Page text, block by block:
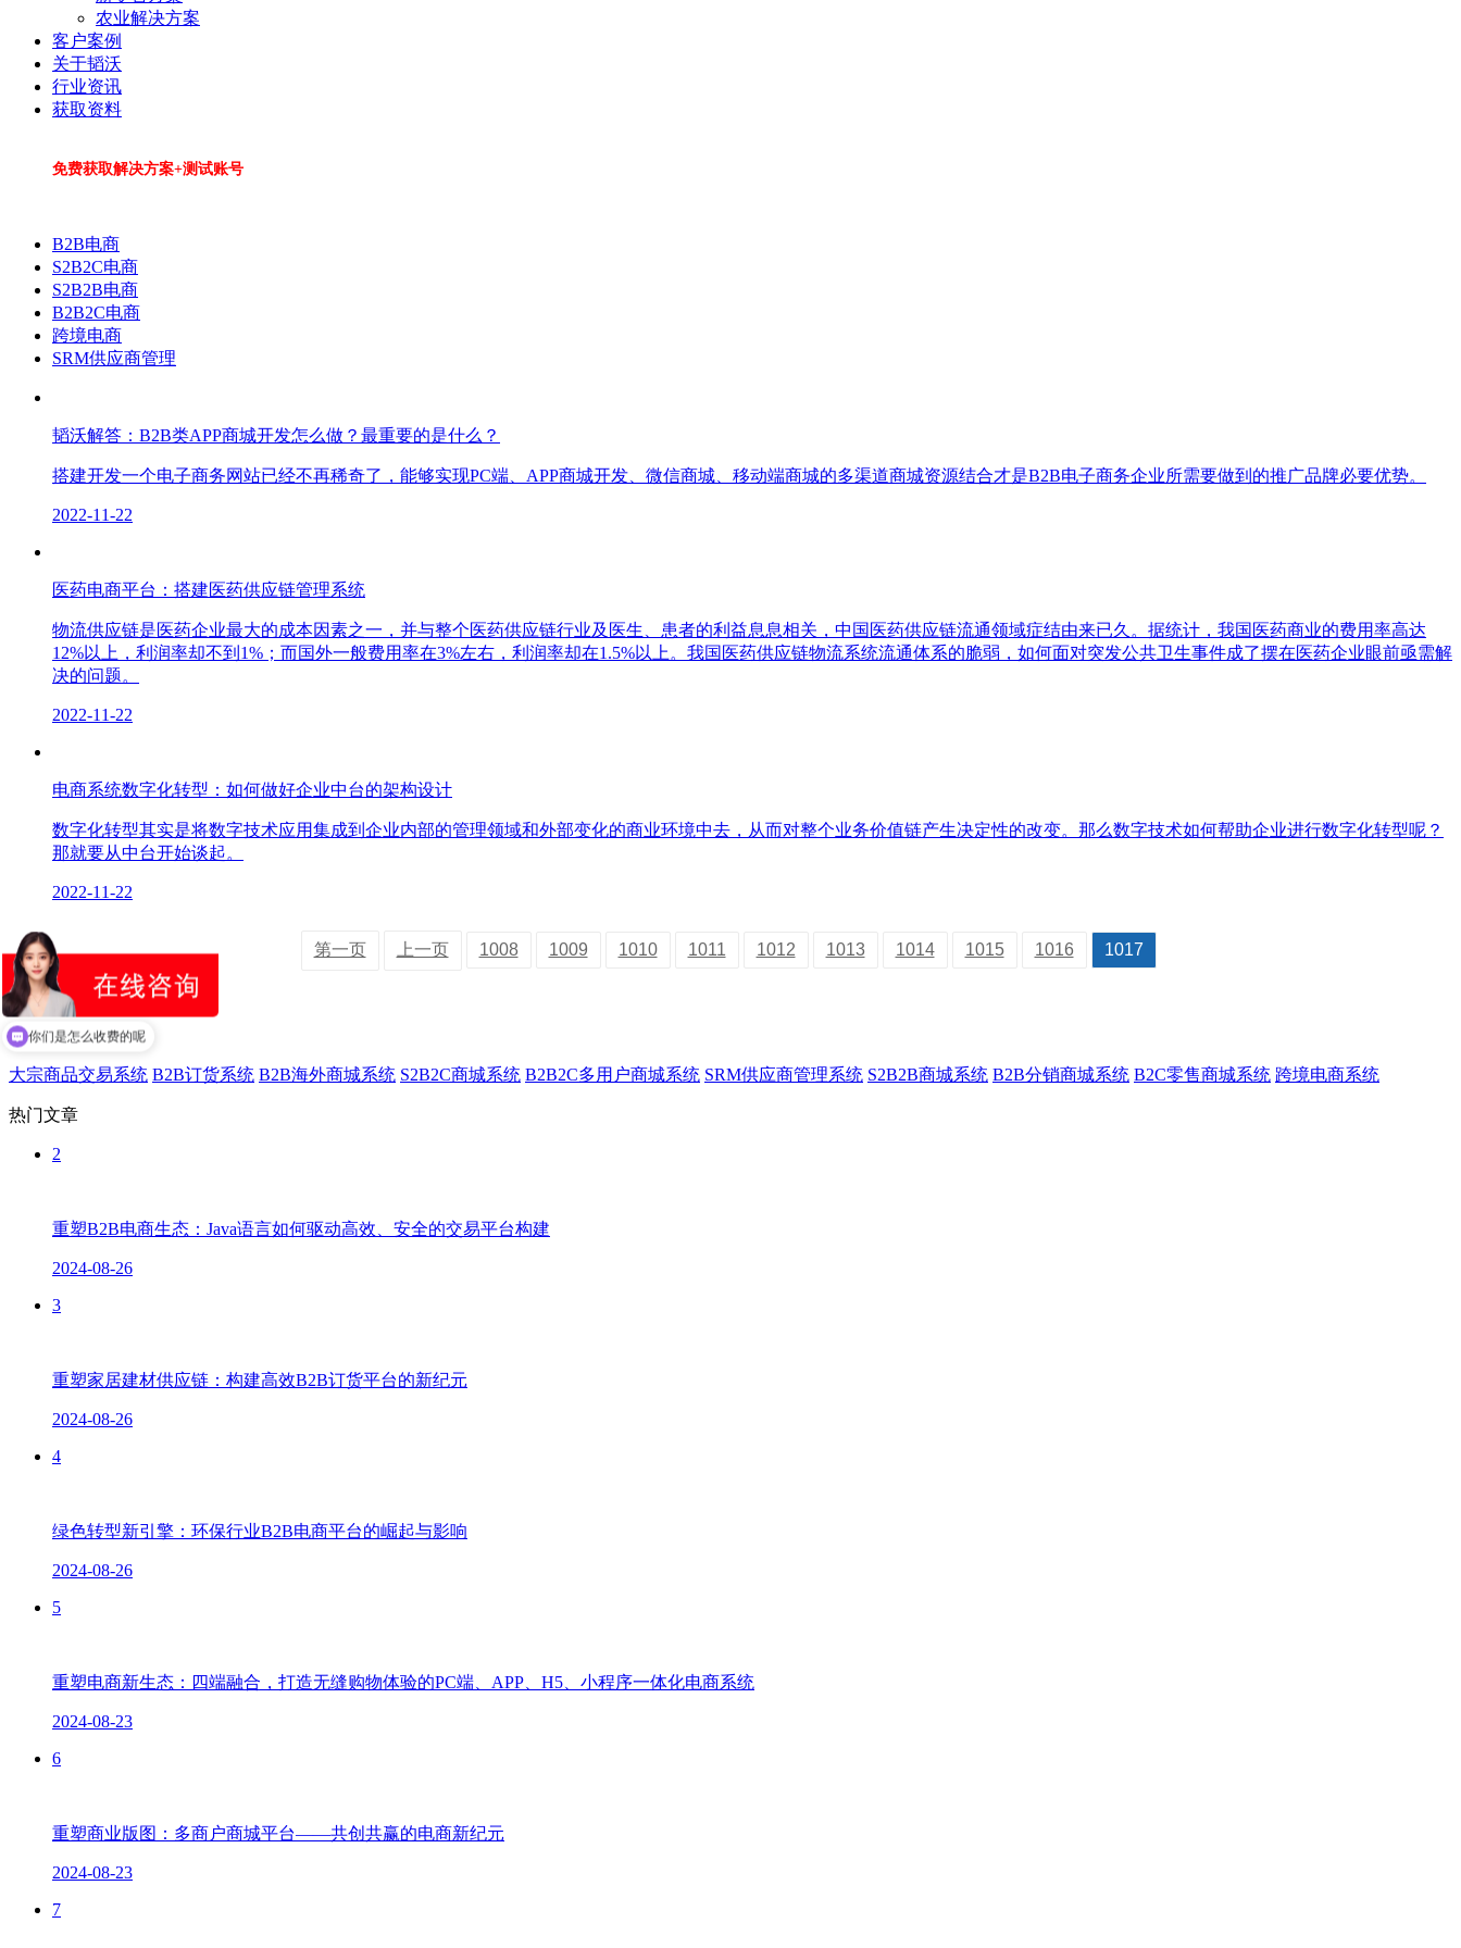
农业解决方案
客户案例
关于韬沃
行业资讯
获取资料
免费获取解决方案+测试账号
B2B电商
S2B2C电商
S2B2B电商
B2B2C电商
跨境电商
SRM供应商管理
韬沃解答：B2B类APP商城开发怎么做？最重要的是什么？
搭建开发一个电子商务网站已经不再稀奇了，能够实现PC端、APP商城开发、微信商城、移动端商城的多渠道商城资源结合才是B2B电子商务企业所需要做到的推广品牌必要优势。
2022-11-22
医药电商平台：搭建医药供应链管理系统
物流供应链是医药企业最大的成本因素之一，并与整个医药供应链行业及医生、患者的利益息息相关，中国医药供应链流通领域症结由来已久。据统计，我国医药商业的费用率高达
12%以上，利润率却不到1%；而国外一般费用率在3%左右，利润率却在1.5%以上。我国医药供应链物流系统流通体系的脆弱，如何面对突发公共卫生事件成了摆在医药企业眼前亟需解
决的问题。
2022-11-22
电商系统数字化转型：如何做好企业中台的架构设计
数字化转型其实是将数字技术应用集成到企业内部的管理领域和外部变化的商业环境中去，从而对整个业务价值链产生决定性的改变。那么数字技术如何帮助企业进行数字化转型呢？
那就要从中台开始谈起。
2022-11-22
第一页 上一页 1008 1009 1010 1011 1012 1013 1014 1015 1016 1017
热门产品
大宗商品交易系统 B2B订货系统 B2B海外商城系统 S2B2C商城系统 B2B2C多用户商城系统 SRM供应商管理系统 S2B2B商城系统 B2B分销商城系统 B2C零售商城系统 跨境电商系统
热门文章
2
重塑B2B电商生态：Java语言如何驱动高效、安全的交易平台构建
2024-08-26
3
重塑家居建材供应链：构建高效B2B订货平台的新纪元
2024-08-26
4
绿色转型新引擎：环保行业B2B电商平台的崛起与影响
2024-08-26
5
重塑电商新生态：四端融合，打造无缝购物体验的PC端、APP、H5、小程序一体化电商系统
2024-08-23
6
重塑商业版图：多商户商城平台——共创共赢的电商新纪元
2024-08-23
7
你们是怎么收费的呢